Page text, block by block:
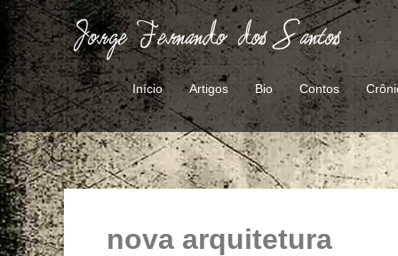
Ir
para
conteúdo
Início Artigos Bio Contos
nova arquitetura